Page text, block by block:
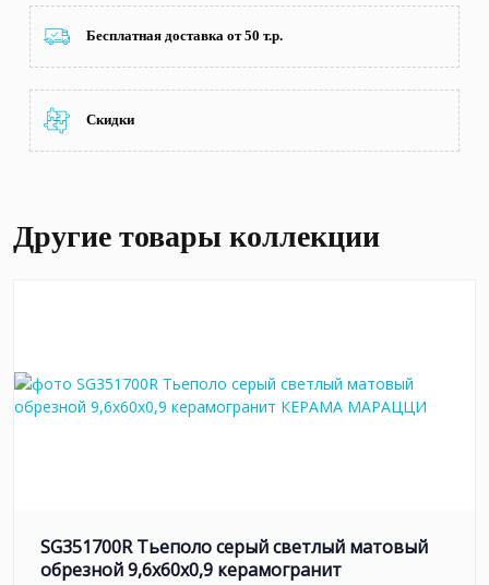
Бесплатная доставка от 50 т.р.
Скидки
Другие товары коллекции
SG351700R Тьеполо серый светлый матовый
обрезной 9,6x60x0,9 керамогранит